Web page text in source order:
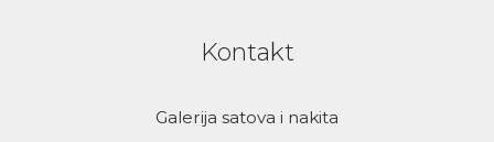
Kontakt
Galerija satova i nakita